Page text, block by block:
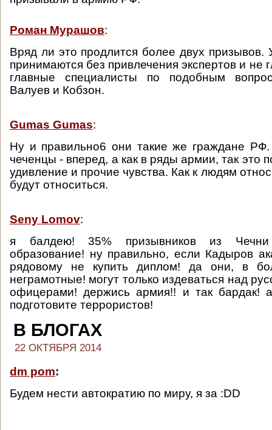
Роман Мурашов:
Вряд ли это продлится более двух
принимаются без привлечения экспертов и не
главные специалисты по подобным
Валуев и Кобзон.
Gumas Gumas:
Ну и правильно6 они такие же граждане РФ.
чеченцы - вперед, а как в ряды армии, так это
удивление и прочие чувства. Как к людям
будут относиться.
Seny Lomov:
я балдею! 35% призывников из
образование! ну правильно, если Кадыров
рядовому не купить диплом! да они, в
неграмотные! могут только издеваться над
офицерами! держись армия!! и так бардак!
подготовите террористов!
В БЛОГАХ
22 ОКТЯБРЯ 2014
dm pom:
Будем нести автократию по миру, я за :DD